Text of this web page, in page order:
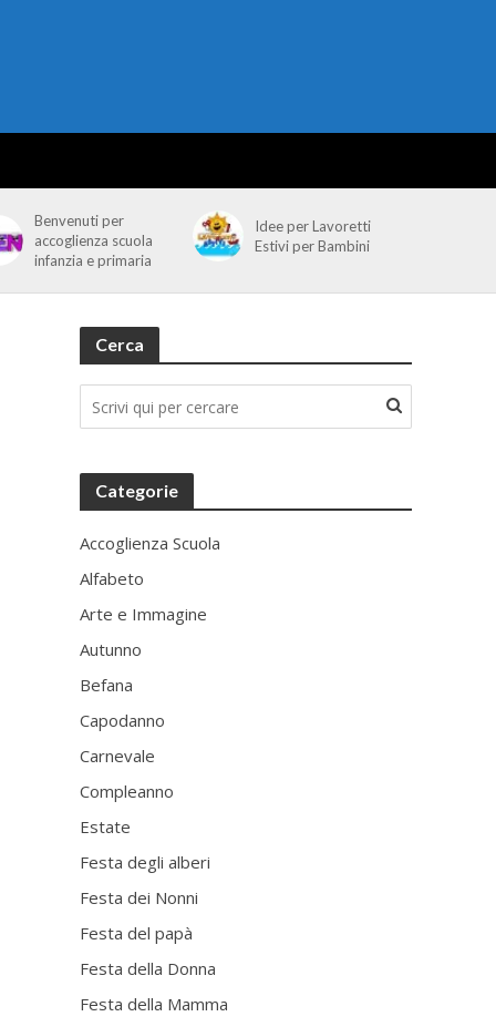
Benvenuti per
accoglienza scuola
infanzia e primaria
Idee per Lavoretti
Estivi per Bambini
Cerca
Categorie
Accoglienza Scuola
Alfabeto
Arte e Immagine
Autunno
Befana
Capodanno
Carnevale
Compleanno
Estate
Festa degli alberi
Festa dei Nonni
Festa del papà
Festa della Donna
Festa della Mamma